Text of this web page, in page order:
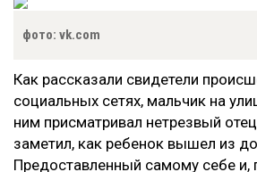
фото: vk.com
Как рассказали свидетели
социальных сетях, мальчик на
ним присматривал нетрезвый
заметил, как ребенок вышел из
Предоставленный самому себе и,